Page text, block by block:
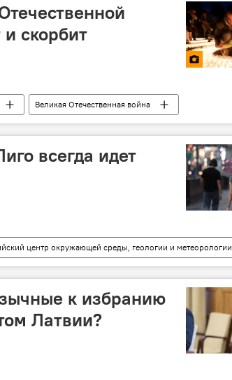
скорбит
Великая Отечественная война
всегда идет
центр окружающей среды, геологии и метеорологии
к избранию
Латвии?